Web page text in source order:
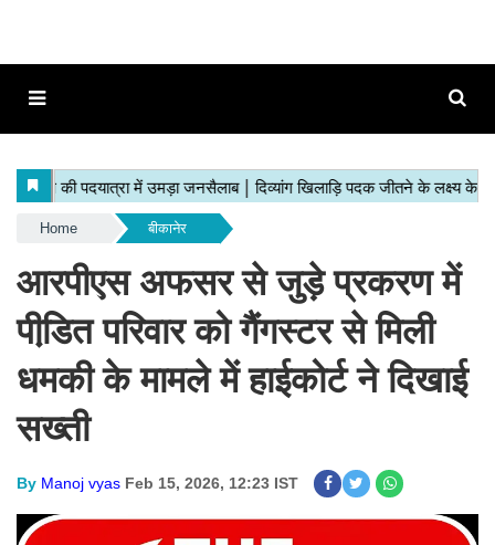
Home बीकानेर
आरपीएस अफसर से जुड़े प्रकरण में
पीडि़त परिवार को गैंगस्टर से मिली
धमकी के मामले में हाईकोर्ट ने दिखाई
सख्ती
By Manoj vyas Feb 15, 2026, 12:23 IST